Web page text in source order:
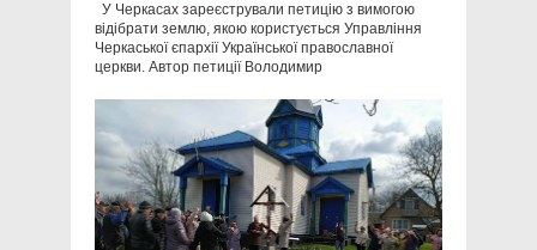
У Черкасах зареєстрували петицію з вимогою
відібрати землю, якою користується Управління
Черкаської єпархії Української православної
церкви. Автор петиції Володимир